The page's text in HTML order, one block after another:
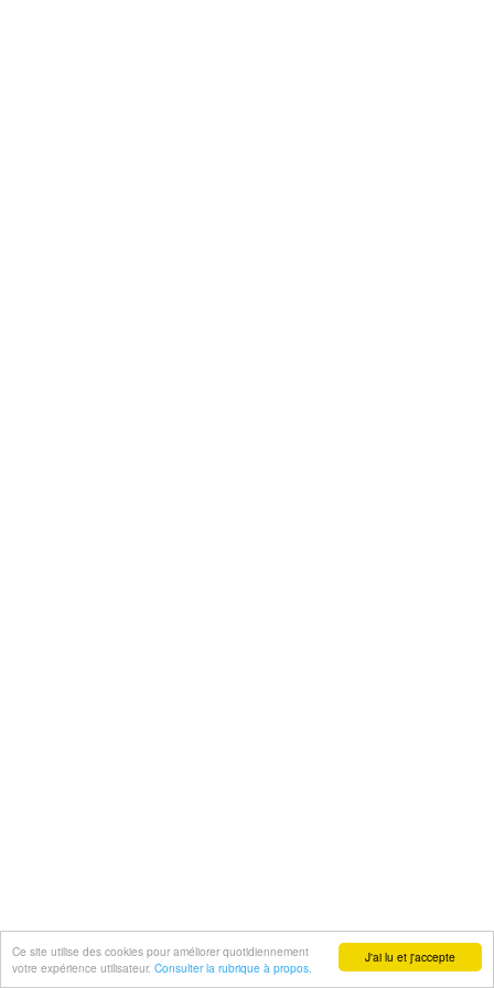
J'ai lu et j'accepte
Ce site utilise des cookies pour améliorer quotidiennement
votre expérience utilisateur. Consulter la rubrique à propos.